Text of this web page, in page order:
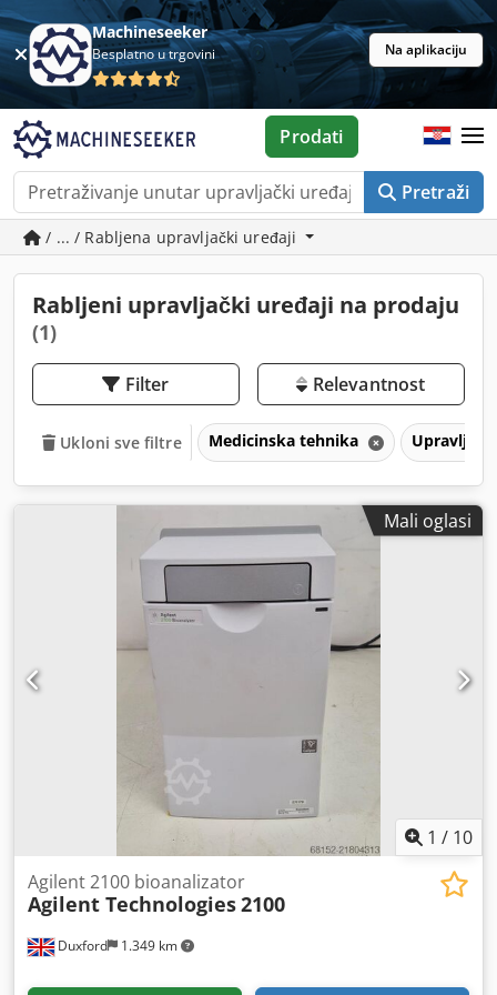
Machineseeker
Besplatno u trgovini Na aplikaciju
Pretraži
Prodati
/ ... / Rabljena upravljački uređaji
Rabljeni upravljački uređaji na prodaju
(1)
Filter Relevantnost
Ukloni sve filtre Medicinska tehnika
Mali oglasi
1 / 10
Duxford 1.349 km
Agilent 2100 bioanalizator
Agilent Technologies2100